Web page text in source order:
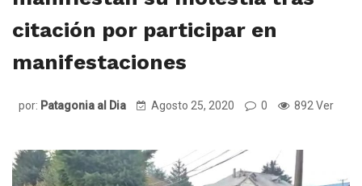
citación por participar en
manifestaciones
por: Patagonia al Dia Agosto 25, 2020 0 892 Ver